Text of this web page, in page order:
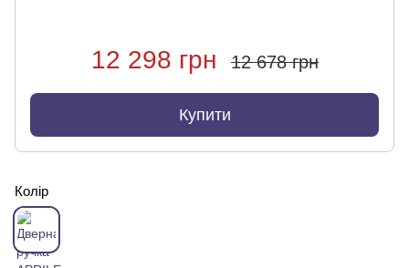
12 298 грн 12 678 грн
Купити
Колір